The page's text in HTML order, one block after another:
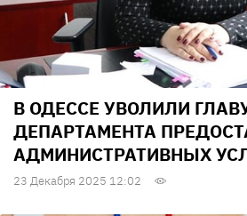
В ОДЕССЕ УВОЛИЛИ
ДЕПАРТАМЕНТА
АДМИНИСТРАТИВНЫХ
23 Декабря 2025 12:02